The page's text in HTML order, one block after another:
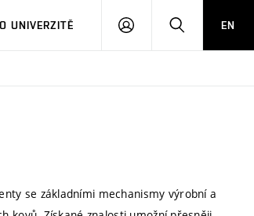
O UNIVERZITĚ
PŘIHLÁSIT HLEDATEN
se základními mechanismy výrobní a